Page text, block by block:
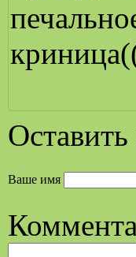
Ваше имя